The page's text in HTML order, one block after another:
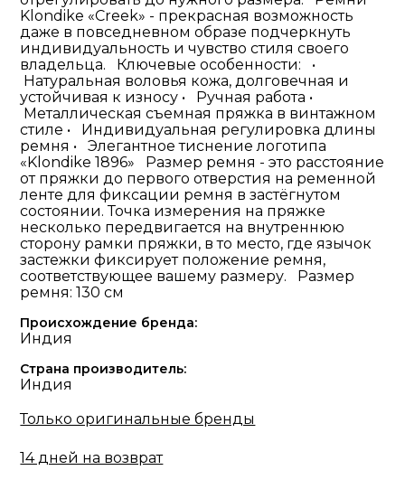
Klondike «Creek» - прекрасная возможность
даже в повседневном образе подчеркнуть
индивидуальность и чувство стиля своего
владельца. Ключевые особенности: •
Натуральная воловья кожа, долговечная и
устойчивая к износу • Ручная работа •
Металлическая съемная пряжка в винтажном
стиле • Индивидуальная регулировка длины
ремня • Элегантное тиснение логотипа
«Klondike 1896» Размер ремня - это расстояние
от пряжки до первого отверстия на ременной
ленте для фиксации ремня в застёгнутом
состоянии. Точка измерения на пряжке
несколько передвигается на внутреннюю
сторону рамки пряжки, в то место, где язычок
застежки фиксирует положение ремня,
соответствующее вашему размеру. Размер
ремня: 130 см
Происхождение бренда:
Индия
Страна производитель:
Индия
Только оригинальные бренды
14 дней на возврат